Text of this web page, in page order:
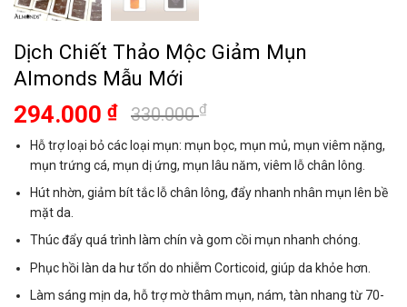
Dịch Chiết Thảo Mộc Giảm Mụn
Almonds Mẫu Mới
330.000₫
gốc
là:
330.000 ₫.
294.000 ₫
hiện
tại
là:
294.000 ₫.
Hỗ trợ loại bỏ các loại mụn: mụn bọc, mụn mủ, mụn viêm nặng,
mụn trứng cá, mụn dị ứng, mụn lâu năm, viêm lỗ chân lông.
Hút nhờn, giảm bít tắc lỗ chân lông, đẩy nhanh nhân mụn lên bề
mặt da.
Thúc đẩy quá trình làm chín và gom cồi mụn nhanh chóng.
Phục hồi làn da hư tổn do nhiễm Corticoid, giúp da khỏe hơn.
Làm sáng mịn da, hỗ trợ mờ thâm mụn, nám, tàn nhang từ 70-